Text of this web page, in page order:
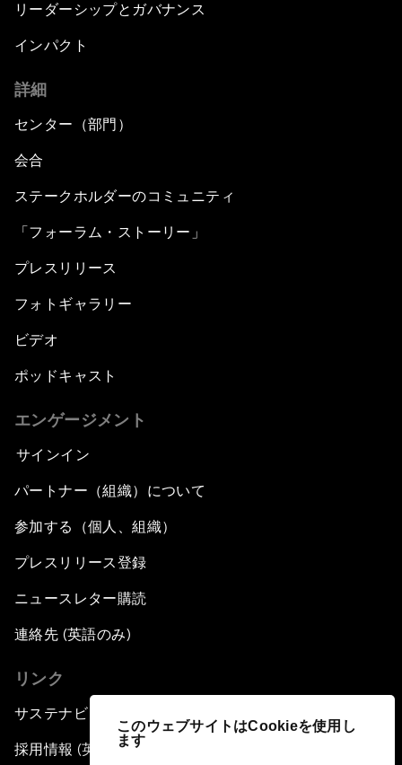
このウェブサイトはCookieを使用し
ます
リーダーシップとガバナンス
インパクト
詳細
センター（部門）
会合
ステークホルダーのコミュニティ
「フォーラム・ストーリー」
プレスリリース
フォトギャラリー
ビデオ
ポッドキャスト
エンゲージメント
サインイン
パートナー（組織）について
参加する（個人、組織）
プレスリリース登録
ニュースレター購読
連絡先 (英語のみ)
リンク
サステナビリティへの取り組み
採用情報 (英語のみ)